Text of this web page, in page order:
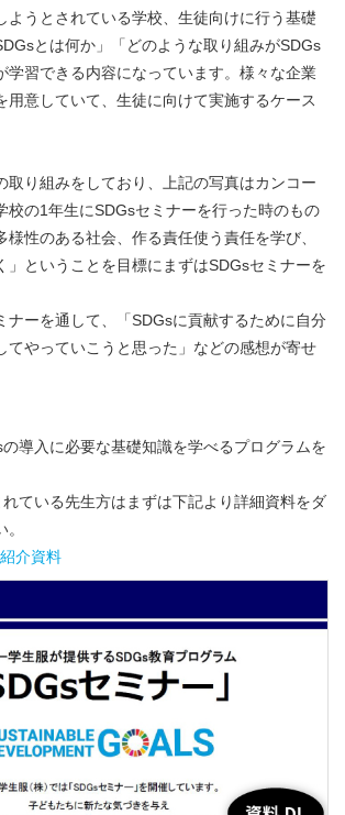
ようとされている学校、生徒向けに行う基礎
とは何か」「どのような取り組みがSDGs
学習できる内容になっています。様々な企業
用意していて、生徒に向けて実施するケース
取り組みをしており、上記の写真はカンコー
校の1年生にSDGsセミナーを行った時のもの
様性のある社会、作る責任使う責任を学び、
」ということを目標にまずはSDGsセミナーを
ナーを通して、「SDGsに貢献するために自分
てやっていこうと思った」などの感想が寄せ
導入に必要な基礎知識を学べるプログラムを
ている先生方はまずは下記より詳細資料をダ
介資料